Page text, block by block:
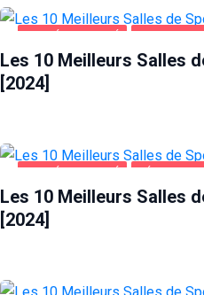
SANTÉ ET BEAUTÉ VERSAILLES
Les 10 Meilleurs Salles
[2024]
SANTÉ ET BEAUTÉ VÉNISSIEUX
Les 10 Meilleurs Salles
[2024]